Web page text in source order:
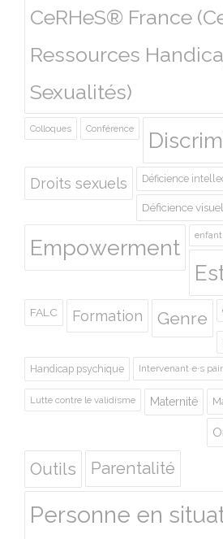
CeRHeS® France
Ressources
Sexualités)
Colloques Conférence
Droits sexuels Déficience
Déficience
Empowerment enfant
FALC Formation Genre
Handicap psychique Intervenant·e·s
Lutte contre le validisme Maternité
Outils Parentalité
Personne en